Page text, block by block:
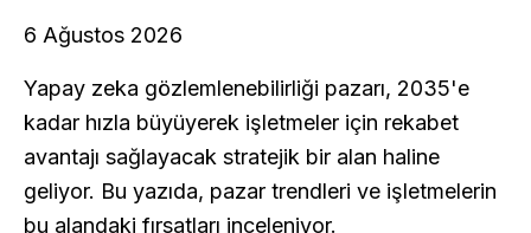
6 Ağustos 2026
Yapay zeka gözlemlenebilirliği pazarı, 2035'e
kadar hızla büyüyerek işletmeler için rekabet
avantajı sağlayacak stratejik bir alan haline
geliyor. Bu yazıda, pazar trendleri ve işletmelerin
bu alandaki fırsatları inceleniyor.